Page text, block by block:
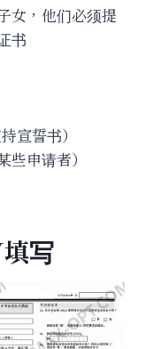
女，他们必须提
书
宣誓书）
申请者）
写